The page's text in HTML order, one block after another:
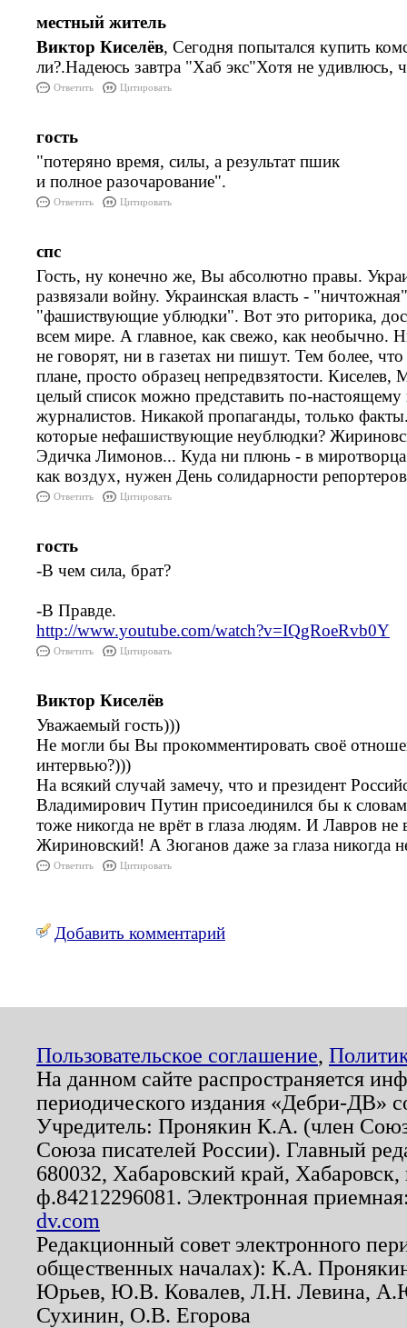
местный житель
Виктор Киселёв, Сегодня попытался купить
ли?.Надеюсь завтра "Хаб экс"Хотя не удивлюсь,
Ответить Цитировать
гость
"потеряно время, силы, а результат пшик
и полное разочарование".
Ответить Цитировать
спс
Гость, ну конечно же, Вы абсолютно правы.
развязали войну. Украинская власть -
"фашиствующие ублюдки". Вот это риторика,
всем мире. А главное, как свежо, как необычно.
не говорят, ни в газетах ни пишут. Тем более,
плане, просто образец непредвзятости.
целый список можно представить по-настоящему
журналистов. Никакой пропаганды, только
которые нефашиствующие неублюдки?
Эдичка Лимонов... Куда ни плюнь - в
как воздух, нужен День солидарности
Ответить Цитировать
гость
-В чем сила, брат?
-В Правде.
http://www.youtube.com/watch?v=IQgRoeRvb0Y
Ответить Цитировать
Виктор Киселёв
Уважаемый гость)))
Не могли бы Вы прокомментировать своё
интервью?)))
На всякий случай замечу, что и президент
Владимирович Путин присоединился бы к
тоже никогда не врёт в глаза людям. И Лавров
Жириновский! А Зюганов даже за глаза никогда
Ответить Цитировать
Добавить комментарий
Пользовательское соглашение,
На данном сайте распространяется
периодического издания «Дебри-ДВ»
Учредитель: Пронякин К.А. (член
Союза писателей России). Главный
680032, Хабаровский край,
ф.84212296081. Электронная
dv.com
Редакционный совет электронного
общественных началах): К.А.
Юрьев, Ю.В. Ковалев, Л.Н. Левина,
Сухинин, О.В. Егорова